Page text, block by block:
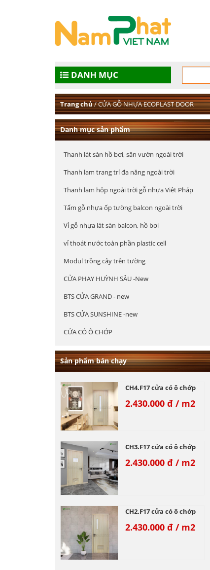
DANH MỤC
Trang chủ/ CỬA GỖ NHỰA ECOPLAST DOOR
Danh mục sản phẩm
Thanh lát sàn hồ bơi, sân vườn ngoài trời
Thanh lam trang trí đa năng ngoài trời
Thanh lam hộp ngoài trời gỗ nhựa Việt Pháp
Tấm gỗ nhựa ốp tường balcon ngoài trời
Vỉ gỗ nhựa lát sàn balcon, hồ bơi
vỉ thoát nước toàn phần plastic cell
Modul trồng cây trên tường
CỬA PHAY HUỲNH SÂU -New
BTS CỬA GRAND - new
BTS CỬA SUNSHINE -new
CỬA CÓ Ô CHỚP
Sản phẩm bán chạy
CH4.F17 cửa có ô chớp
2.430.000 đ
CH3.F17 cửa có ô chớp
2.430.000 đ
CH2.F17 cửa có ô chớp
2.430.000 đ